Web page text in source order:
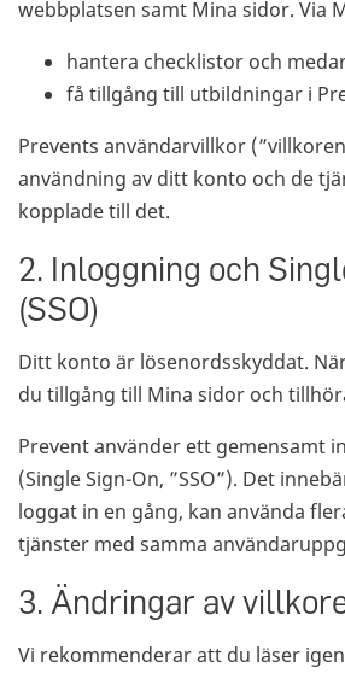
webbplatsen samt Mina sidor. Via
hantera checklistor och
få tillgång till utbildningar i
Prevents användarvillkor
användning av ditt konto och de
kopplade till det.
2. Inloggning och
(SSO)
Ditt konto är lösenordsskyddat.
du tillgång till Mina sidor och
Prevent använder ett gemensamt
(Single Sign-On, ”SSO”). Det
loggat in en gång, kan använda
tjänster med samma
3. Ändringar av
Vi rekommenderar att du läser